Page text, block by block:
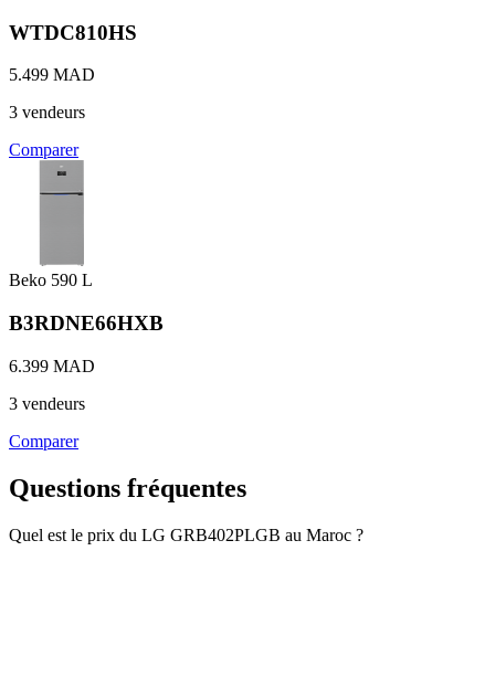
WTDC810HS
5.499 MAD
3 vendeurs
Comparer
Beko 590 L
B3RDNE66HXB
6.399 MAD
3 vendeurs
Comparer
Questions fréquentes
Quel est le prix du LG GRB402PLGB au Maroc ?